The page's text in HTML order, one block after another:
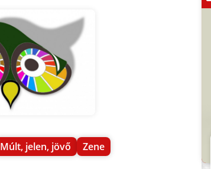
Múlt, jelen, jövő
Zene